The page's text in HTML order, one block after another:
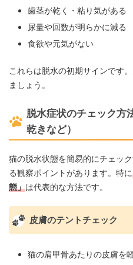
歯茎が乾く・粘り気がある
尿量や回数が明らかに減る
食欲や元気がない
これらは脱水の初期サインです
ましょう。
脱水症状のチェック方
乾きなど）
猫の脱水状態を簡易的にチェッ
る観察ポイントがあります。特に
態」は代表的な方法です。
皮膚のテントチェック
猫の肩甲骨あたりの皮膚を